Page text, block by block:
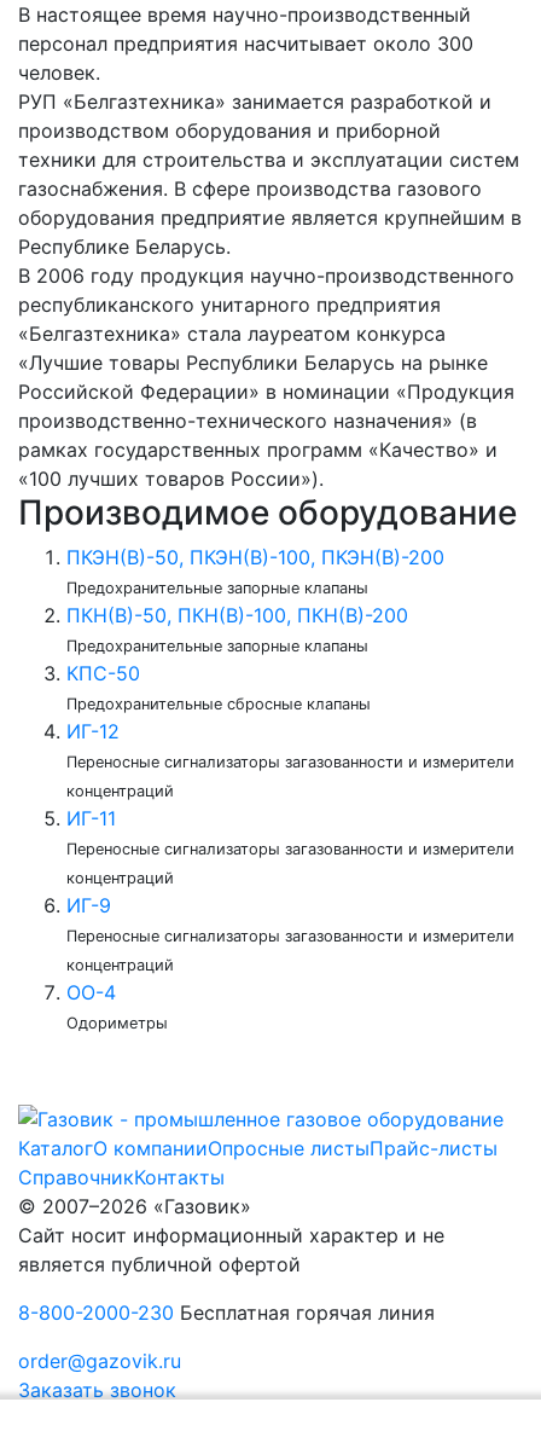
В настоящее время научно-производственный
персонал предприятия насчитывает около 300
человек.
РУП «Белгазтехника» занимается разработкой и
производством оборудования и приборной
техники для строительства и эксплуатации систем
газоснабжения. В сфере производства газового
оборудования предприятие является крупнейшим в
Республике Беларусь.
В 2006 году продукция научно-производственного
республиканского унитарного предприятия
«Белгазтехника» стала лауреатом конкурса
«Лучшие товары Республики Беларусь на рынке
Российской Федерации» в номинации «Продукция
производственно-технического назначения» (в
рамках государственных программ «Качество» и
«100 лучших товаров России»).
Производимое оборудование
ПКЭН(В)-50, ПКЭН(В)-100, ПКЭН(В)-200
Предохранительные запорные клапаны
ПКН(В)-50, ПКН(В)-100, ПКН(В)-200
Предохранительные запорные клапаны
КПС-50
Предохранительные сбросные клапаны
ИГ-12
Переносные сигнализаторы загазованности и измерители
концентраций
ИГ-11
Переносные сигнализаторы загазованности и измерители
концентраций
ИГ-9
Переносные сигнализаторы загазованности и измерители
концентраций
ОО-4
Одориметры
КаталогО компанииОпросные листыПрайс-листы
СправочникКонтакты
© 2007–2026 «Газовик»
Сайт носит информационный характер и не
является публичной офертой
8-800-2000-230 Бесплатная горячая линия
order@gazovik.ru
Заказать звонок